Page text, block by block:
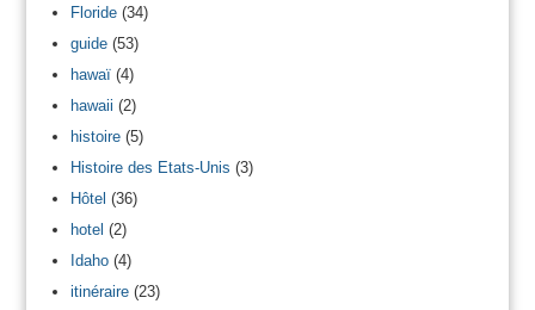
Floride(34)
guide(53)
hawaï(4)
hawaii (2)
histoire(5)
Histoire des Etats-Unis (3)
Hôtel (36)
hotel (2)
Idaho(4)
itinéraire(23)